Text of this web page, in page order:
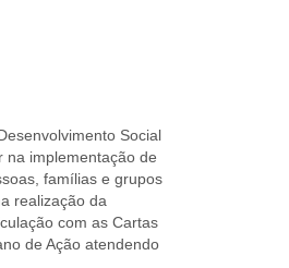
Social
na implementação de
famílias e grupos
realização da
com as Cartas
de Ação atendendo